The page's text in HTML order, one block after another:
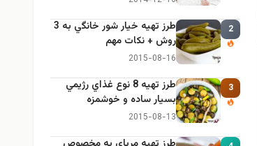
2
طرز تهيه خیار شور خانگي به 3
روش + نكات مهم
2015-08-16
3
طرز تهيه 8 نوع غذاي رژيمي
بسيار ساده و خوشمزه
2015-08-13